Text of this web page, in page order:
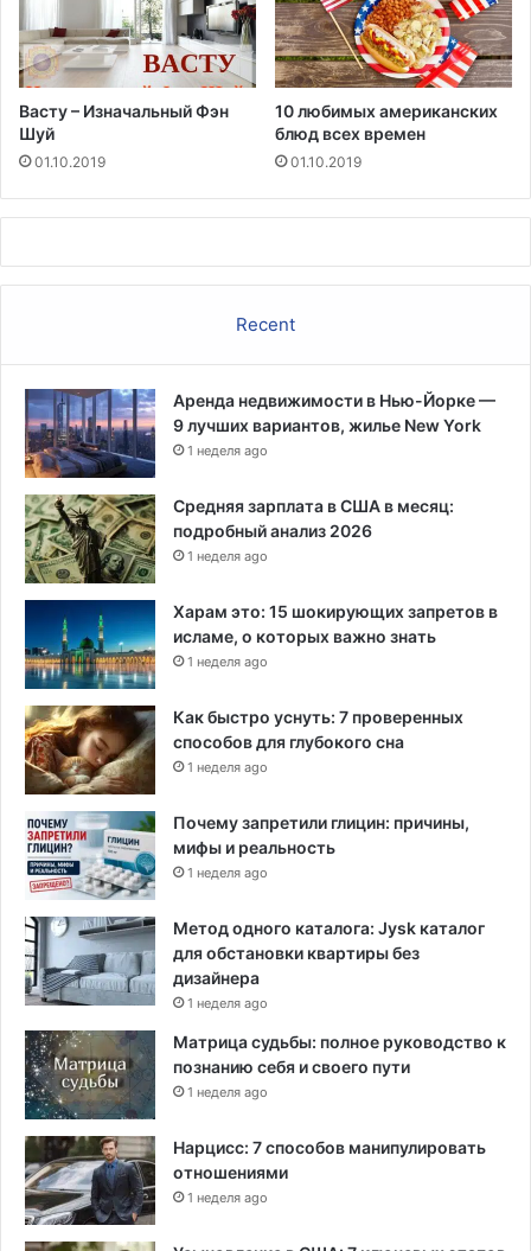
М
а
й
а
м
и
л
л
а
р
о
в
Васту – Изначальный Фэн
Шуй
01.10.2019
10 любимых американских
блюд всех времен
01.10.2019
Recent
Аренда недвижимости в Нью-Йорке —
9 лучших вариантов, жилье New York
1 неделя ago
Средняя зарплата в США в месяц:
подробный анализ 2026
1 неделя ago
Харам это: 15 шокирующих запретов в
исламе, о которых важно знать
1 неделя ago
Как быстро уснуть: 7 проверенных
способов для глубокого сна
1 неделя ago
Почему запретили глицин: причины,
мифы и реальность
1 неделя ago
Метод одного каталога: Jysk каталог
для обстановки квартиры без
дизайнера
1 неделя ago
Матрица судьбы: полное руководство к
познанию себя и своего пути
1 неделя ago
Нарцисс: 7 способов манипулировать
отношениями
1 неделя ago